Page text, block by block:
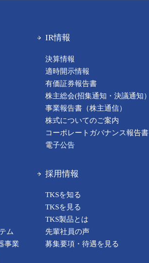
IR情報
決算情報
適時開示情報
有価証券報告書
株主総会(招集通知・決議通知）
事業報告書（株主通信）
株式についてのご案内
コーポレートガバナンス報告書
電子公告
ム
事業
採用情報
TKSを知る
TKSを見る
TKS製品とは
先輩社員の声
募集要項・待遇を見る